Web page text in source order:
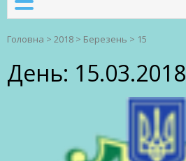
Головна > 2018 > Березень > 15
День: 15.03.2018